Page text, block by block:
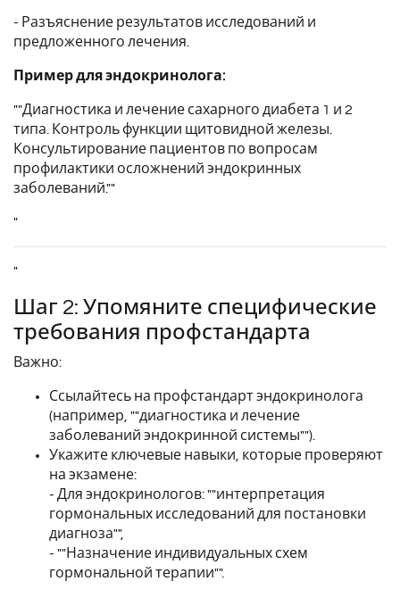
- Разъяснение результатов исследований и
предложенного лечения.
Пример для эндокринолога:
""Диагностика и лечение сахарного диабета 1 и 2
типа. Контроль функции щитовидной железы.
Консультирование пациентов по вопросам
профилактики осложнений эндокринных
заболеваний.""
"
"
Шаг 2: Упомяните специфические
требования профстандарта
Важно:
Ссылайтесь на профстандарт эндокринолога
(например, ""диагностика и лечение
заболеваний эндокринной системы"").
Укажите ключевые навыки, которые проверяют
на экзамене:
- Для эндокринологов: ""интерпретация
гормональных исследований для постановки
диагноза"",
- ""Назначение индивидуальных схем
гормональной терапии"".